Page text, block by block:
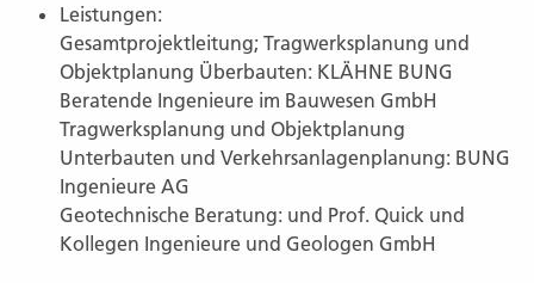
Leistungen:
Gesamtprojektleitung; Tragwerksplanung und
Objektplanung Überbauten: KLÄHNE BUNG
Beratende Ingenieure im Bauwesen GmbH
Tragwerksplanung und Objektplanung
Unterbauten und Verkehrsanlagenplanung: BUNG
Ingenieure AG
Geotechnische Beratung: und Prof. Quick und
Kollegen Ingenieure und Geologen GmbH